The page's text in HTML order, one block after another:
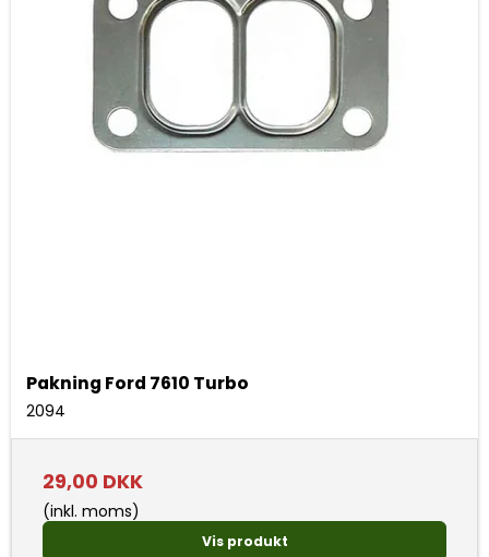
Pakning Ford 7610 Turbo
2094
29,00 DKK
(inkl. moms)
Vis produkt